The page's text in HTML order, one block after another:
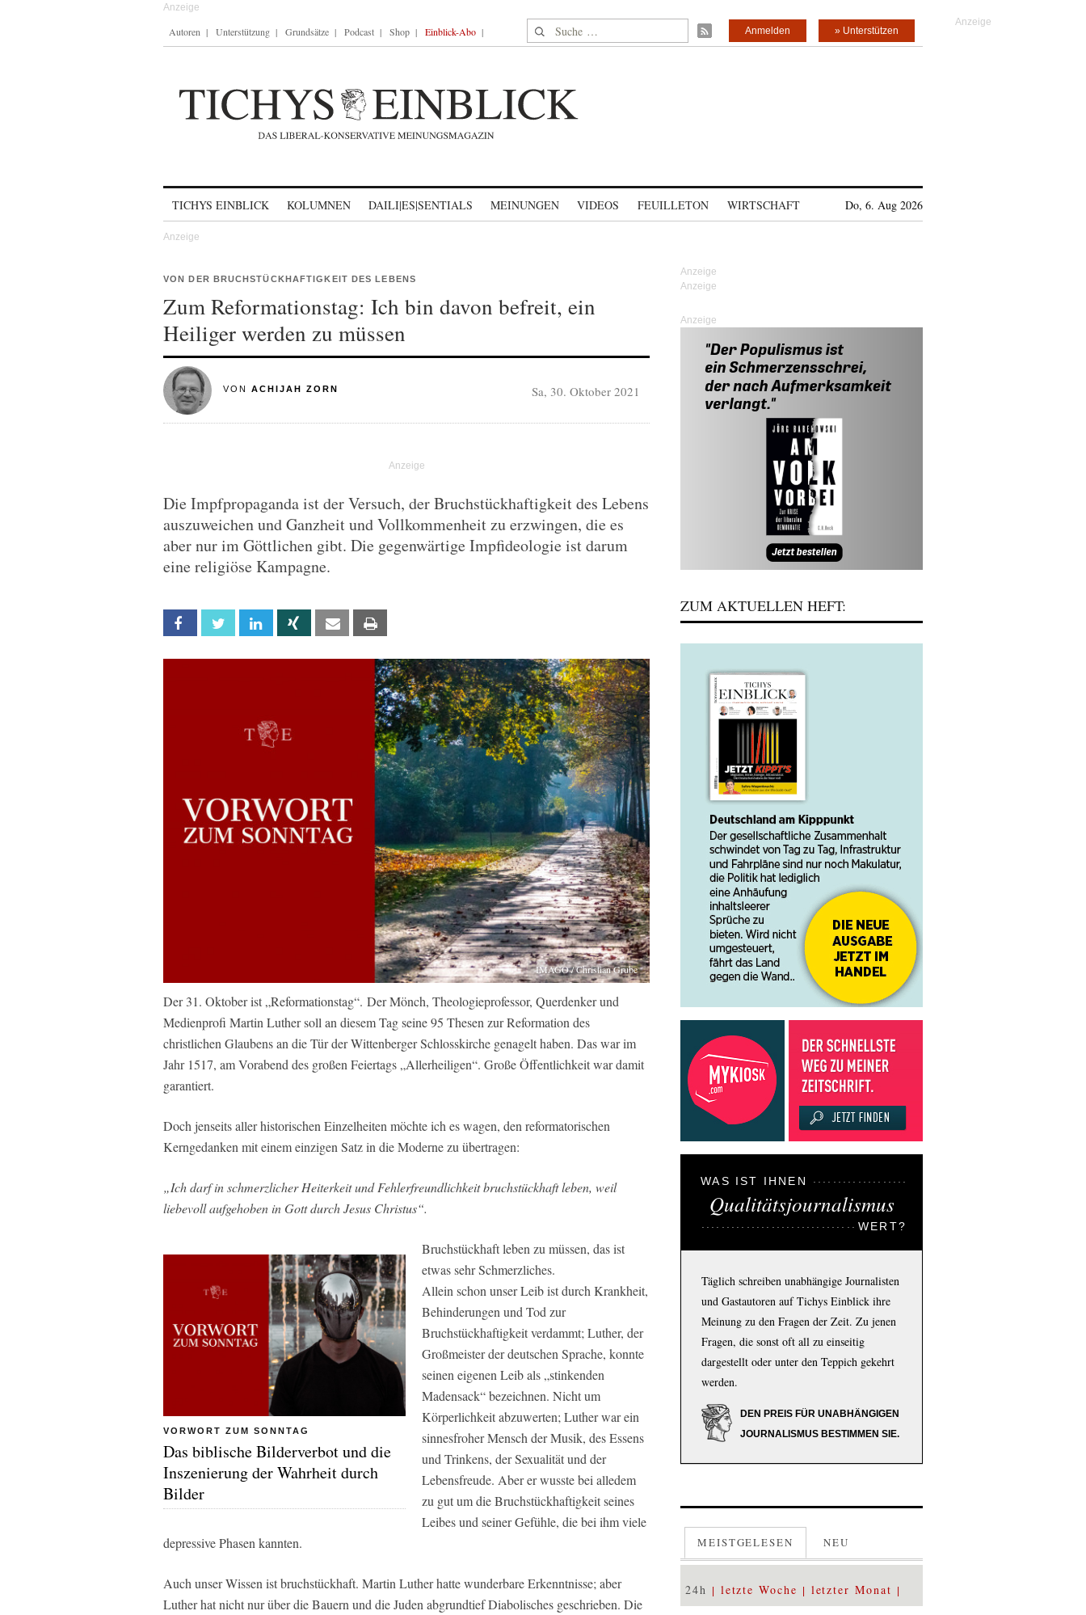
Autoren Unterstützung Grundsätze Podcast Shop Einblick-Abo Suche nach: » Unterstützen
Anmelden
TICHYS EINBLICK KOLUMNEN DAILI|ES|SENTIALS MEINUNGEN VIDEOS FEUILLETON WIRTSCHAFT Do, 6. Aug 2026
VON DER BRUCHSTÜCKHAFTIGKEIT DES LEBENS
Zum Reformationstag: Ich bin davon befreit, ein
Heiliger werden zu müssen
VON ACHIJAH ZORN Sa, 30. Oktober 2021
Die Impfpropaganda ist der Versuch, der Bruchstückhaftigkeit des Lebens
auszuweichen und Ganzheit und Vollkommenheit zu erzwingen, die es
aber nur im Göttlichen gibt. Die gegenwärtige Impfideologie ist darum
eine religiöse Kampagne.
Facebook Twitter Linkedin Xing Email
IMAGO / Christian Grube
Der 31. Oktober ist „Reformationstag“. Der Mönch, Theologieprofessor, Querdenker und
Medienprofi Martin Luther soll an diesem Tag seine 95 Thesen zur Reformation des
christlichen Glaubens an die Tür der Wittenberger Schlosskirche genagelt haben. Das war im
Jahr 1517, am Vorabend des großen Feiertags „Allerheiligen“. Große Öffentlichkeit war damit
garantiert.
Doch jenseits aller historischen Einzelheiten möchte ich es wagen, den reformatorischen
Kerngedanken mit einem einzigen Satz in die Moderne zu übertragen:
„Ich darf in schmerzlicher Heiterkeit und Fehlerfreundlichkeit bruchstückhaft leben, weil
liebevoll aufgehoben in Gott durch Jesus Christus“.
VORWORT ZUM SONNTAG
Das biblische Bilderverbot und die
Inszenierung der Wahrheit durch
Bilder
Bruchstückhaft leben zu müssen, das ist
etwas sehr Schmerzliches.
Allein schon unser Leib ist durch Krankheit,
Behinderungen und Tod zur
Bruchstückhaftigkeit verdammt; Luther, der
Großmeister der deutschen Sprache, konnte
seinen eigenen Leib als „stinkenden
Madensack“ bezeichnen. Nicht um
Körperlichkeit abzuwerten; Luther war ein
sinnesfroher Mensch der Musik, des Essens
und Trinkens, der Sexualität und der
Lebensfreude. Aber er wusste bei alledem
zu gut um die Bruchstückhaftigkeit seines
Leibes und seiner Gefühle, die bei ihm viele
depressive Phasen kannten.
Auch unser Wissen ist bruchstückhaft. Martin Luther hatte wunderbare Erkenntnisse; aber
Luther hat nicht nur über die Bauern und die Juden abgrundtief Diabolisches geschrieben. Die
Anzeige
ZUM AKTUELLEN HEFT:
WAS IST IHNEN
Qualitätsjournalismus
WERT?
Täglich schreiben unabhängige Journalisten
und Gastautoren auf Tichys Einblick ihre
Meinung zu den Fragen der Zeit. Zu jenen
Fragen, die sonst oft all zu einseitig
dargestellt oder unter den Teppich gekehrt
werden.
DEN PREIS FÜR UNABHÄNGIGEN
JOURNALISMUS BESTIMMEN SIE.
MEISTGELESEN NEU
24h letzte Woche letzter Monat